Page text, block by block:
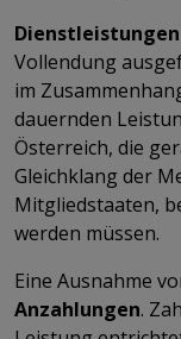
Dienstleistungen
Vollendung
im
dauernden
Österreich, die
Gleichklang der
Mitgliedstaaten,
werden müssen.
Eine Ausnahme
Anzahlungen.